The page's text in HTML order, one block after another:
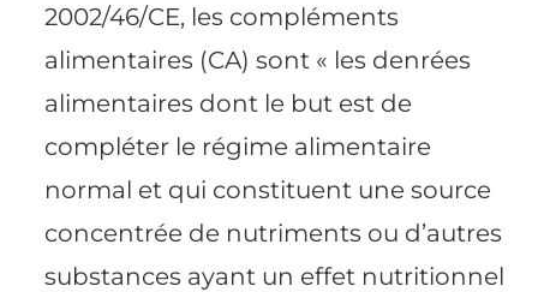
2002/46/CE, les compléments
alimentaires (CA) sont « les denrées
alimentaires dont le but est de
compléter le régime alimentaire
normal et qui constituent une source
concentrée de nutriments ou d’autres
substances ayant un effet nutritionnel